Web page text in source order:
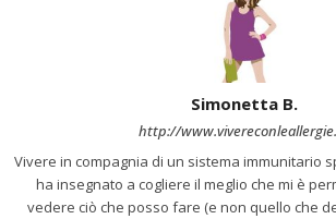
Simonetta B.
http://
Vivere in compagnia di un sistema immunitario
ha insegnato a cogliere il meglio che mi è
vedere ciò che posso fare (e non quello che